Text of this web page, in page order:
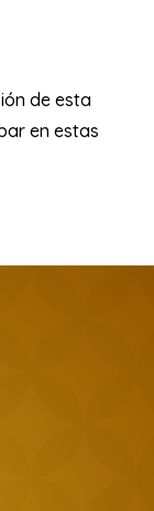
de esta
en estas